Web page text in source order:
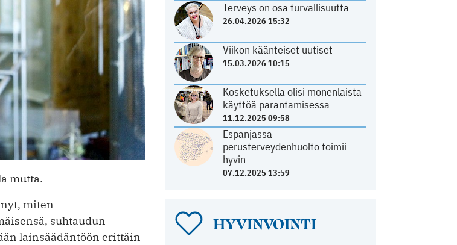
Terveys on osa turvallisuutta
26.04.2026 15:32
Viikon käänteiset uutiset
15.03.2026 10:15
Kosketuksella olisi monenlaista
käyttöä parantamisessa
11.12.2025 09:58
Espanjassa
perusterveydenhuolto toimii
hyvin
07.12.2025 13:59
HYVINVOINTI
mutta.
miten
suhtaudun
lainsäädäntöön erittäin